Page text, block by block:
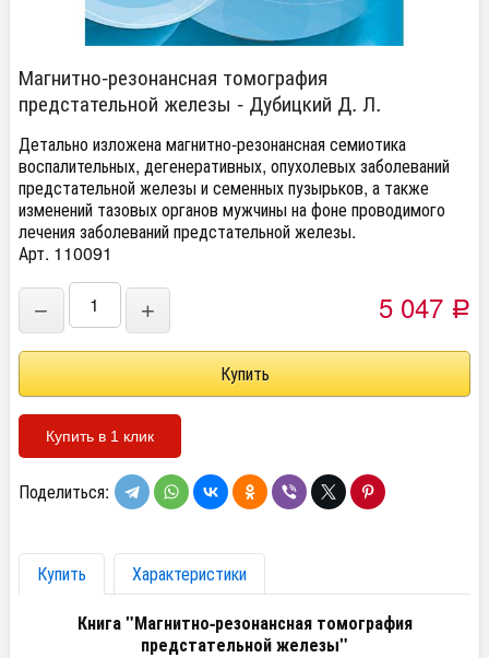
Магнитно-резонансная томография
предстательной железы - Дубицкий Д. Л.
Детально изложена магнитно-резонансная семиотика
воспалительных, дегенеративных, опухолевых заболеваний
предстательной железы и семенных пузырьков, а также
изменений тазовых органов мужчины на фоне проводимого
лечения заболеваний предстательной железы.
Арт. 110091
− + 5 047 Р
Купить в 1 клик
Поделиться:
Купить
Характеристики
Книга"Магнитно-резонансная томография
предстательной железы"